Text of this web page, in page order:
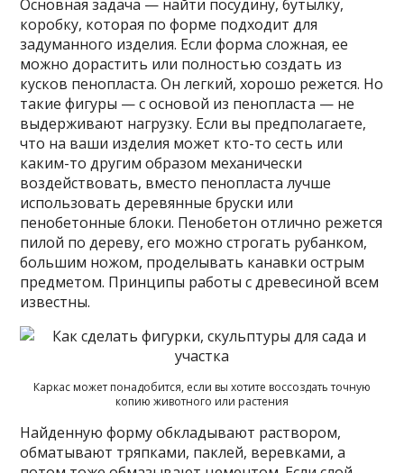
Основная задача — найти посудину, бутылку,
коробку, которая по форме подходит для
задуманного изделия. Если форма сложная, ее
можно дорастить или полностью создать из
кусков пенопласта. Он легкий, хорошо режется. Но
такие фигуры — с основой из пенопласта — не
выдерживают нагрузку. Если вы предполагаете,
что на ваши изделия может кто-то сесть или
каким-то другим образом механически
воздействовать, вместо пенопласта лучше
использовать деревянные бруски или
пенобетонные блоки. Пенобетон отлично режется
пилой по дереву, его можно строгать рубанком,
большим ножом, проделывать канавки острым
предметом. Принципы работы с древесиной всем
известны.
Каркас может понадобится, если вы хотите воссоздать точную
копию животного или растения
Найденную форму обкладывают раствором,
обматывают тряпками, паклей, веревками, а